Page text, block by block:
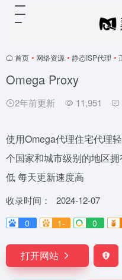
首页 • 网络资源 • 静态ISP代理 •
Omega Proxy
2年前更新 11,951
使用Omega代理住宅代理
个国家和城市级别的地区
低 每天更新速度高
收录时间： 2024-12-07
0 1- 0
打开网站